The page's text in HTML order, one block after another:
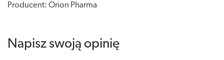
Producent: Orion Pharma
Napisz swoją opinię